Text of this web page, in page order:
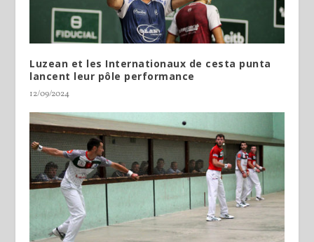
Luzean et les Internationaux de cesta punta
lancent leur pôle performance
12/09/2024